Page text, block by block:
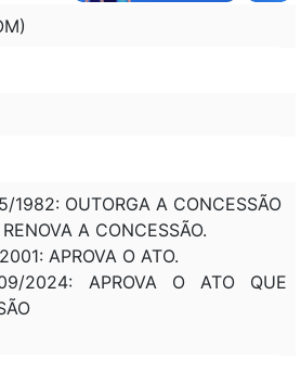
1982: OUTORGA A CONCESSÃO
A CONCESSÃO.
APROVA O ATO.
2024: APROVA O ATO QUE